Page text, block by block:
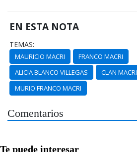
EN ESTA NOTA
TEMAS:
MAURICIO MACRI
FRANCO MACRI
ALICIA BLANCO VILLEGAS
CLAN MACRI
MURIO FRANCO MACRI
Comentarios